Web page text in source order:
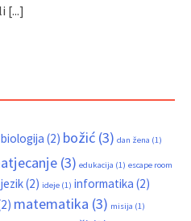
[...]
biologija (2) božić (3) dan žena (1)
(3) edukacija (1) escape room
(2) ideje (1) informatika (2)
matematika (3) misija (1)